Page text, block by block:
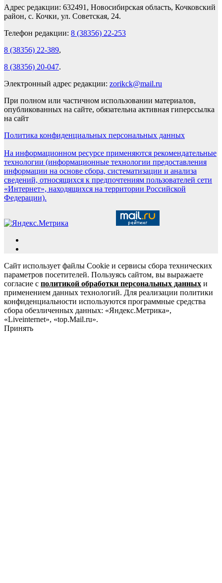
Адрес редакции: 632491, Новосибирская область, Кочковский
район, с. Кочки, ул. Советская, 24.
Телефон редакции: 8 (38356) 22-253
8 (38356) 22-389,
8 (38356) 20-047.
Электронный адрес редакции: zorikck@mail.ru
При полном или частичном использовании материалов,
опубликованных на сайте, обязательна активная гиперссылка
на сайт
Политика конфиденциальных персональных данных
На информационном ресурсе применяются рекомендательные
технологии (информационные технологии предоставления
информации на основе сбора, систематизации и анализа
сведений, относящихся к предпочтениям пользователей сети
«Интернет», находящихся на территории Российской
Федерации).
Сайт использует файлы Cookie и сервисы сбора технических
параметров посетителей. Пользуясь сайтом, вы выражаете
согласие с политикой обработки персональных данных и
применением данных технологий. Для реализации политики
конфиденциальности используются программные средства
сбора обезличенных данных: «Яндекс.Метрика»,
«Liveinternet», «top.Mail.ru».
Принять